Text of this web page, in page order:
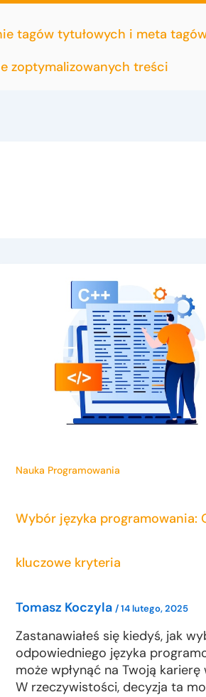
tagów tytułowych i meta
zoptymalizowanych treści
Nauka Programowania
Wybór języka programowania:
kluczowe kryteria
Tomasz Koczyla /14 lutego, 2025
Zastanawiałeś się kiedyś, jak
odpowiedniego języka
może wpłynąć na Twoją karierę
W rzeczywistości, decyzja ta